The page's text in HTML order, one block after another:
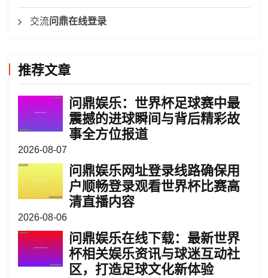
交流问鼎在线登录
推荐文章
问鼎娱乐：世界杯足球赛中最
震撼的进球瞬间与背后精彩故
事全方位报道
2026-08-07
问鼎娱乐网址登录线路确保用
户顺畅登录观看世界杯比赛高
清直播内容
2026-08-06
问鼎娱乐在线下载：最新世界
杯相关娱乐资讯与球迷互动社
区，打造足球文化新体验